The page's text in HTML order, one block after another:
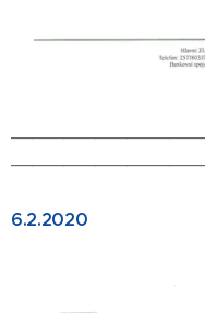
6.2.2020